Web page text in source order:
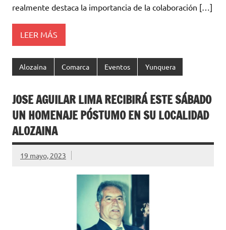
realmente destaca la importancia de la colaboración […]
LEER MÁS
Alozaina Comarca Eventos Yunquera
JOSE AGUILAR LIMA RECIBIRÁ ESTE SÁBADO
UN HOMENAJE PÓSTUMO EN SU LOCALIDAD
ALOZAINA
19 mayo, 2023